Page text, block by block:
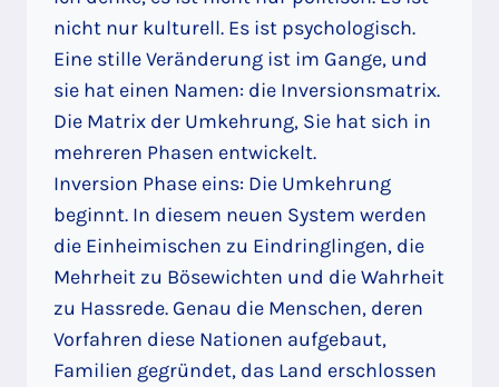
nicht nur kulturell. Es ist psychologisch.
Eine stille Veränderung ist im Gange, und
sie hat einen Namen: die Inversionsmatrix.
Die Matrix der Umkehrung, Sie hat sich in
mehreren Phasen entwickelt.
Inversion Phase eins: Die Umkehrung
beginnt. In diesem neuen System werden
die Einheimischen zu Eindringlingen, die
Mehrheit zu Bösewichten und die Wahrheit
zu Hassrede. Genau die Menschen, deren
Vorfahren diese Nationen aufgebaut,
Familien gegründet, das Land erschlossen